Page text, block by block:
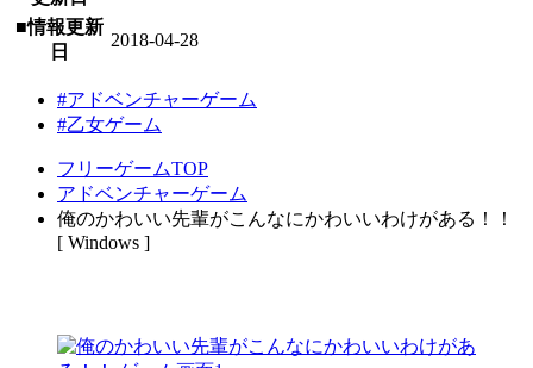
■情報更新
日
2018-04-28
#アドベンチャーゲーム
#乙女ゲーム
フリーゲームTOP
アドベンチャーゲーム
俺のかわいい先輩がこんなにかわいいわけがある！！
[ Windows ]